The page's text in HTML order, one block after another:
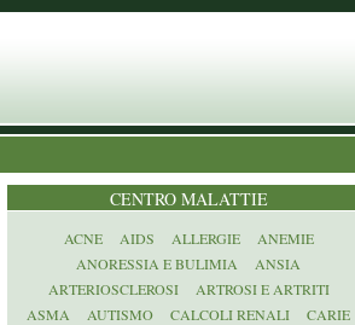
CENTRO MALATTIE
ACNE AIDS ALLERGIE
ANEMIE
ANORESSIA E BULIMIA
ANSIA
ARTERIOSCLEROSI
ARTROSI E ARTRITI
ASMA
AUTISMO CALCOLI RENALI
CARIE